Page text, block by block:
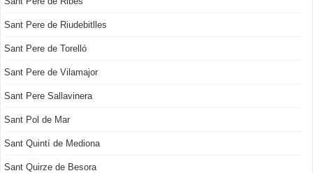
Sant Pere de Riudebitlles
Sant Pere de Torelló
Sant Pere de Vilamajor
Sant Pere Sallavinera
Sant Pol de Mar
Sant Quintí de Mediona
Sant Quirze de Besora